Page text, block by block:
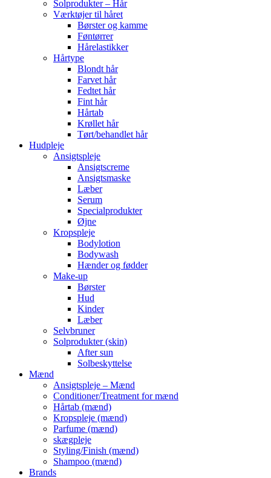
Solprodukter – Hår
Værktøjer til håret
Børster og kamme
Føntørrer
Hårelastikker
Hårtype
Blondt hår
Farvet hår
Fedtet hår
Fint hår
Hårtab
Krøllet hår
Tørt/behandlet hår
Hudpleje
Ansigtspleje
Ansigtscreme
Ansigtsmaske
Læber
Serum
Specialprodukter
Øjne
Kropspleje
Bodylotion
Bodywash
Hænder og fødder
Make-up
Børster
Hud
Kinder
Læber
Selvbruner
Solprodukter (skin)
After sun
Solbeskyttelse
Mænd
Ansigtspleje – Mænd
Conditioner/Treatment for mænd
Hårtab (mænd)
Kropspleje (mænd)
Parfume (mænd)
skægpleje
Styling/Finish (mænd)
Shampoo (mænd)
Brands